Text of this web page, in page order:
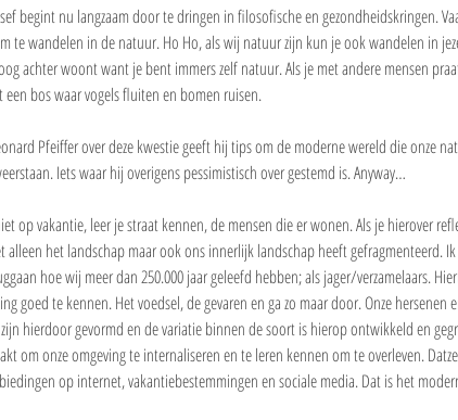
begint nu langzaam door te dringen in filosofische en gezondheidskringen.
te wandelen in de natuur. Ho Ho, als wij natuur zijn kun je ook wandelen in
achter woont want je bent immers zelf natuur. Als je met andere mensen
bos waar vogels fluiten en bomen ruisen.
Pfeiffer over deze kwestie geeft hij tips om de moderne wereld die onze
Iets waar hij overigens pessimistisch over gestemd is. Anyway…
op vakantie, leer je straat kennen, de mensen die er wonen. Als je hierover
alleen het landschap maar ook ons innerlijk landschap heeft gefragmenteerd.
hoe wij meer dan 250.000 jaar geleefd hebben; als jager/verzamelaars.
goed te kennen. Het voedsel, de gevaren en ga zo maar door. Onze hersenen
hierdoor gevormd en de variatie binnen de soort is hierop ontwikkeld en
om onze omgeving te internaliseren en te leren kennen om te overleven.
op internet, vakantiebestemmingen en sociale media. Dat is het